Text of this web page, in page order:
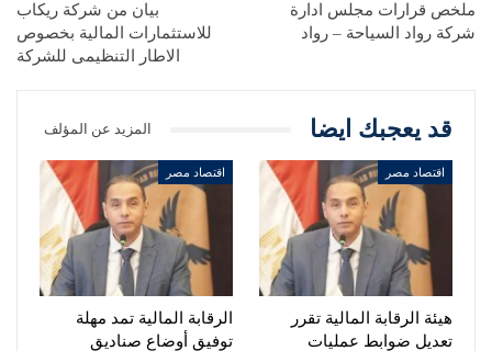
ملخص قرارات مجلس ادارة
شركة رواد السياحة – رواد
بيان من شركة ريكاب
للاستثمارات المالية بخصوص
الاطار التنظيمى للشركة
قد يعجبك ايضا المزيد عن المؤلف
اقتصاد مصر
هيئة الرقابة المالية تقرر
تعديل ضوابط عمليات
اقتصاد مصر
الرقابة المالية تمد مهلة
توفيق أوضاع صناديق